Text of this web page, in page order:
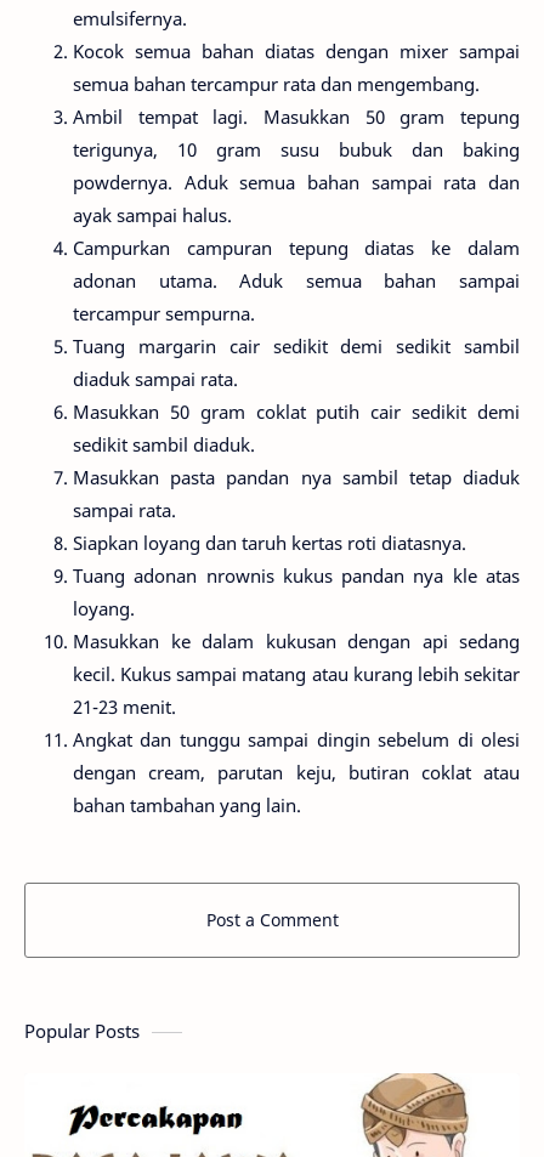
emulsifernya.
Kocok semua bahan diatas dengan mixer sampai
semua bahan tercampur rata dan mengembang.
Ambil tempat lagi. Masukkan 50 gram tepung
terigunya, 10 gram susu bubuk dan baking
powdernya. Aduk semua bahan sampai rata dan
ayak sampai halus.
Campurkan campuran tepung diatas ke dalam
adonan utama. Aduk semua bahan sampai
tercampur sempurna.
Tuang margarin cair sedikit demi sedikit sambil
diaduk sampai rata.
Masukkan 50 gram coklat putih cair sedikit demi
sedikit sambil diaduk.
Masukkan pasta pandan nya sambil tetap diaduk
sampai rata.
Siapkan loyang dan taruh kertas roti diatasnya.
Tuang adonan nrownis kukus pandan nya kle atas
loyang.
Masukkan ke dalam kukusan dengan api sedang
kecil. Kukus sampai matang atau kurang lebih sekitar
21-23 menit.
Angkat dan tunggu sampai dingin sebelum di olesi
dengan cream, parutan keju, butiran coklat atau
bahan tambahan yang lain.
Post a Comment
Popular Posts